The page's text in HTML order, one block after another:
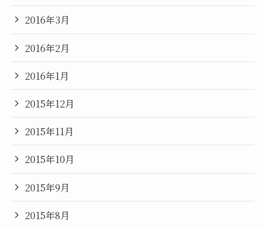
2016年3月
2016年2月
2016年1月
2015年12月
2015年11月
2015年10月
2015年9月
2015年8月